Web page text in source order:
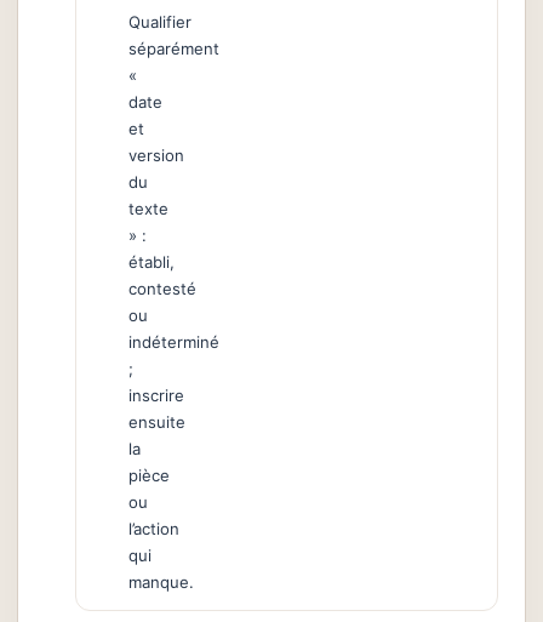
Qualifier
séparément
«
date
et
version
du
texte
» :
établi,
contesté
ou
indéterminé
;
inscrire
ensuite
la
pièce
ou
l’action
qui
manque.